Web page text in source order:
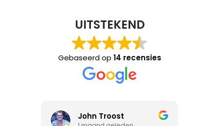
UITSTEKEND
Gebaseerd op 14 recensies
John Troost